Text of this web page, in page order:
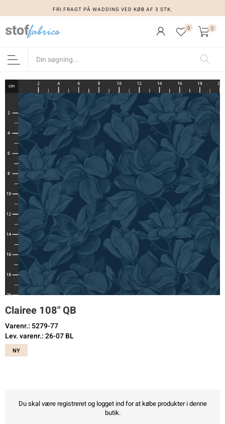
FRI FRAGT PÅ WADDING VED KØB AF 3 STK.
0 0
Clairee 108" QB
Varenr.: 5279-77
Lev. varenr.: 26-07 BL
NY
Du skal være registreret og logget ind for at købe produkter i denne
butik.